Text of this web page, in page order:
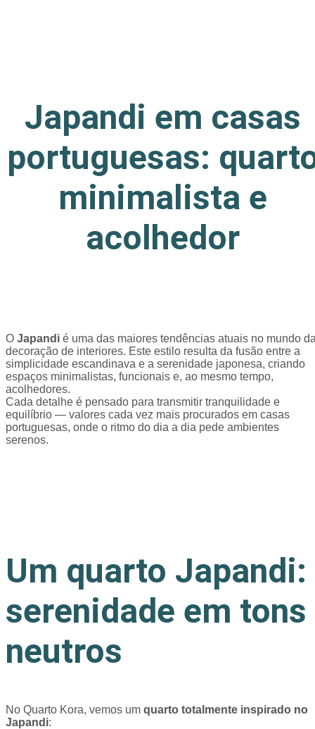
Japandi em casas
portuguesas:
minimalista e
acolhedor
O Japandi é uma das maiores tendências atuais no mundo
decoração de interiores. Este estilo resulta da fusão entre a
simplicidade escandinava e a serenidade japonesa, criando
espaços minimalistas, funcionais e, ao mesmo tempo,
acolhedores.
Cada detalhe é pensado para transmitir tranquilidade e
equilíbrio — valores cada vez mais procurados em casas
portuguesas, onde o ritmo do dia a dia pede ambientes
serenos.
Um quarto Japandi:
serenidade em tons
neutros
No Quarto Kora, vemos um quarto totalmente inspirado no
Japandi: